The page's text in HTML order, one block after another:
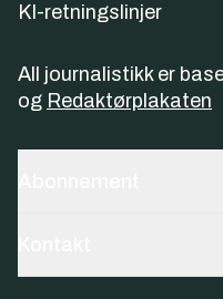
KI-retningslinjer
All journalistikk er
og Redaktørplakaten